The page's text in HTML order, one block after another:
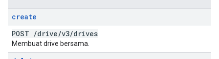
create
POST /drive/v3/drives
Membuat drive bersama.